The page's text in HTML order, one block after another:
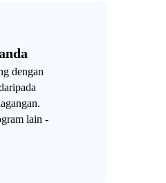
dengan
lain -